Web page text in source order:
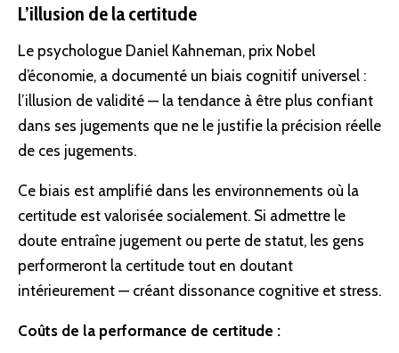
L’illusion de la certitude
Le psychologue Daniel Kahneman, prix Nobel
d’économie, a documenté un biais cognitif universel :
l’illusion de validité — la tendance à être plus confiant
dans ses jugements que ne le justifie la précision réelle
de ces jugements.
Ce biais est amplifié dans les environnements où la
certitude est valorisée socialement. Si admettre le
doute entraîne jugement ou perte de statut, les gens
performeront la certitude tout en doutant
intérieurement — créant dissonance cognitive et stress.
Coûts de la performance de certitude :